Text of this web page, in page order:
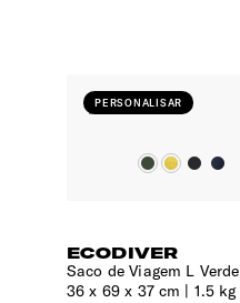
PERSONALISAR
ECODIVER
Saco de Viagem L Verde
36 x 69 x 37 cm | 1.5 kg